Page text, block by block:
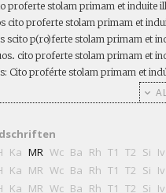
proferte stolam primam et induite
cito proferte stolam primam et
scito p(ro)ferte stolam primam et
. cito proferte stolam primam et
Cito proférte stolam primam et
Ka MR Wc Ba Rh T1 T2 Si Iv
Ka MR Wc Ba Rh T1 T2 Si Iv
Ka MR Wc Ba Rh T1 T2 Si Iv